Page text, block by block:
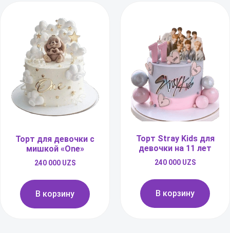
Торт для девочки с
мишкой «One»
240 000 UZS
В корзину
Торт Stray Kids для
девочки на 11 лет
240 000 UZS
В корзину